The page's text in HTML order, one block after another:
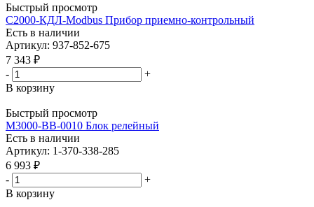
Быстрый просмотр
С2000-КДЛ-Modbus Прибор приемно-контрольный
Есть в наличии
Артикул: 937-852-675
7 343 ₽
-
+
В корзину
Быстрый просмотр
М3000-ВВ-0010 Блок релейный
Есть в наличии
Артикул: 1-370-338-285
6 993 ₽
-
+
В корзину